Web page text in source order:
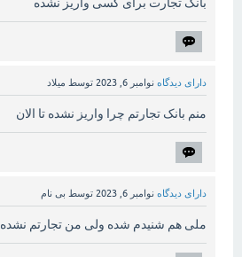
دارای دیدگاه نوامبر 6, 2023 توسط میلاد
منم بانک تجارتم چرا واریز نشده تا الان
دارای دیدگاه نوامبر 6, 2023 توسط بی نام
ملی هم شنیدم شده ولی من تجارتم نشده